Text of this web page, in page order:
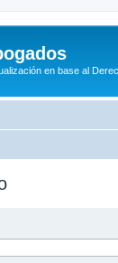
en base al